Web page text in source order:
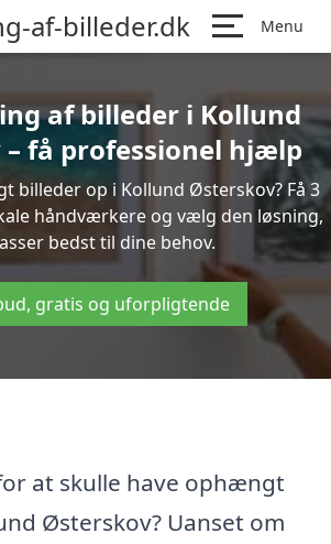
af-billeder.dk Menu
af billeder i Kollund
få professionel hjælp
billeder op i Kollund Østerskov? Få 3
håndværkere og vælg den løsning,
bedst til dine behov.
gratis og uforpligtende
at skulle have ophængt
Østerskov? Uanset om